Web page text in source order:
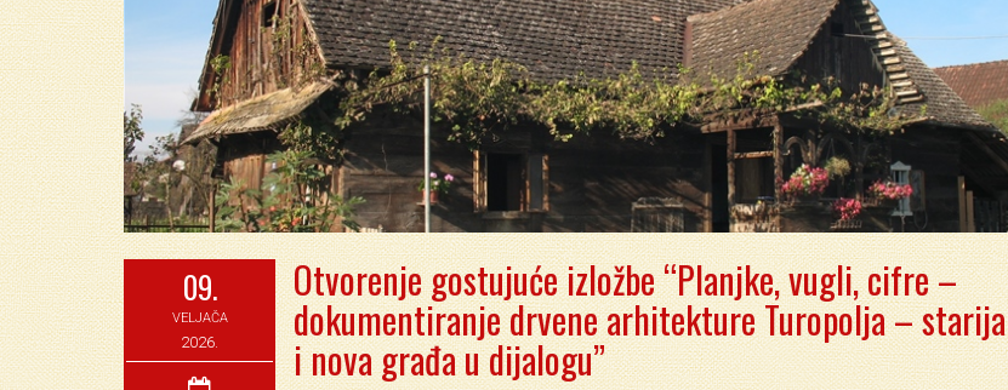
09.
VELJAČA
2026.
Otvorenje gostujuće izložbe “Planjke, vugli, cifre –
dokumentiranje drvene arhitekture Turopolja – starija
i nova građa u dijalogu”